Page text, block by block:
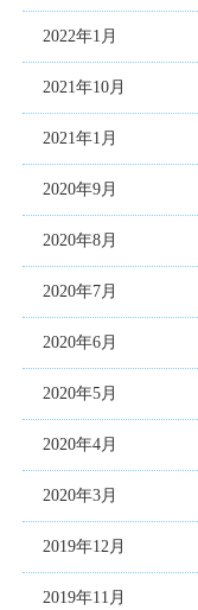
2022年1月
2021年10月
2021年1月
2020年9月
2020年8月
2020年7月
2020年6月
2020年5月
2020年4月
2020年3月
2019年12月
2019年11月